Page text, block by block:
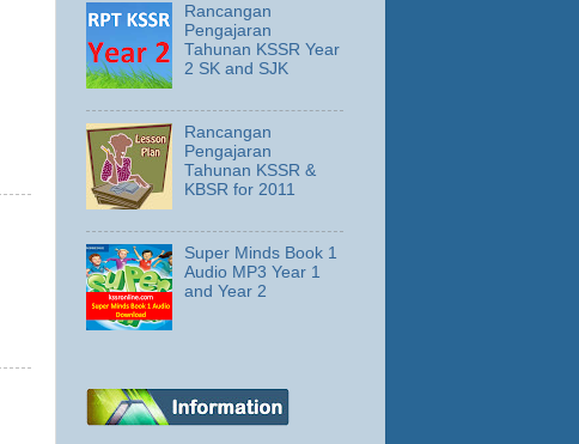
Rancangan
Pengajaran
Tahunan KSSR Year
2 SK and SJK
Rancangan
Pengajaran
Tahunan KSSR &
KBSR for 2011
Super Minds Book 1
Audio MP3 Year 1
and Year 2